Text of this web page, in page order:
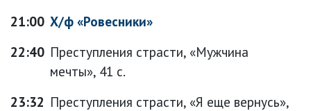
21:00 Х/ф «Ровесники»
22:40 Преступления страсти, «Мужчина
мечты», 41 с.
23:32 Преступления страсти, «Я еще вернусь»,